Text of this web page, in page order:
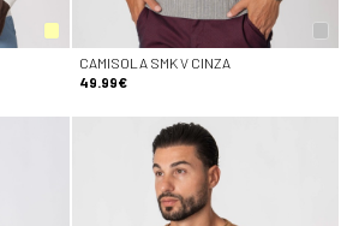
CAMISOLA SMK V CINZA
49.99€